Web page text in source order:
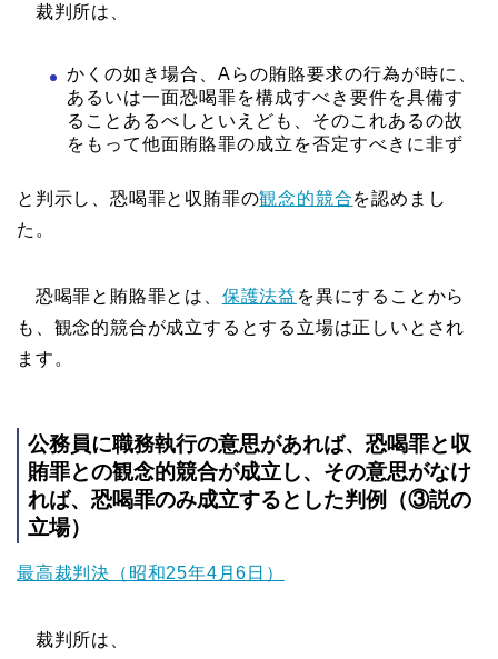
裁判所は、
かくの如き場合、Aらの賄賂要求の行為が時に、
あるいは一面恐喝罪を構成すべき要件を具備す
ることあるべしといえども、そのこれあるの故
をもって他面賄賂罪の成立を否定すべきに非ず
と判示し、恐喝罪と収賄罪の観念的競合を認めまし
た。
恐喝罪と賄賂罪とは、 保護法益 を異にすることから
も、観念的競合が成立するとする立場は正しいとされ
ます。
公務員に職務執行の意思があれば、恐喝罪と収
賄罪との観念的競合が成立し、その意思がなけ
れば、恐喝罪のみ成立するとした判例（③説の
立場）
最高裁判決（昭和25年4月6日）
裁判所は、